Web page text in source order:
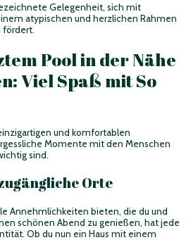
Gelegenheit, sich mit
atypischen und herzlichen Rahmen
fördert.
Pool in der Nähe
Viel Spaß mit So
und komfortablen
Momente mit den Menschen
sind.
Orte
Annehmlichkeiten bieten, die du und
schönen Abend zu genießen, hat jede
Ob du nun ein Haus mit einem